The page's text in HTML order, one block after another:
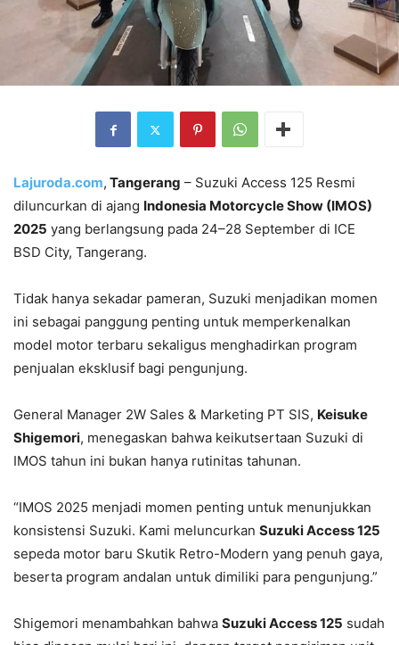
Lajuroda.com, Tangerang – Suzuki Access 125 Resmi
diluncurkan di ajang Indonesia Motorcycle Show (IMOS)
2025 yang berlangsung pada 24–28 September di ICE
BSD City, Tangerang.
Tidak hanya sekadar pameran, Suzuki menjadikan momen
ini sebagai panggung penting untuk memperkenalkan
model motor terbaru sekaligus menghadirkan program
penjualan eksklusif bagi pengunjung.
General Manager 2W Sales & Marketing PT SIS, Keisuke
Shigemori, menegaskan bahwa keikutsertaan Suzuki di
IMOS tahun ini bukan hanya rutinitas tahunan.
“IMOS 2025 menjadi momen penting untuk menunjukkan
konsistensi Suzuki. Kami meluncurkan Suzuki Access 125
sepeda motor baru Skutik Retro-Modern yang penuh gaya,
beserta program andalan untuk dimiliki para pengunjung.”
Shigemori menambahkan bahwa Suzuki Access 125 sudah